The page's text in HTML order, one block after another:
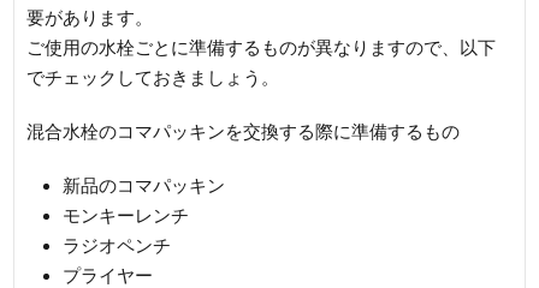
要があります。
ご使用の水栓ごとに準備するものが異なりますので、以下
でチェックしておきましょう。
混合水栓のコマパッキンを交換する際に準備するもの
新品のコマパッキン
モンキーレンチ
ラジオペンチ
プライヤー